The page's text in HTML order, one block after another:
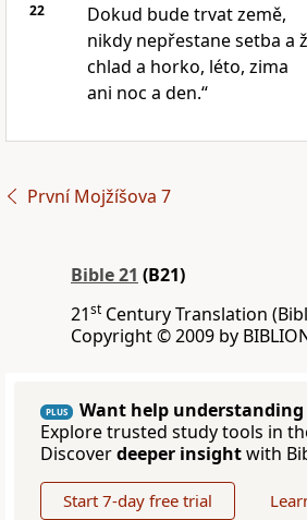
22
Dokud bude trvat země,
nikdy nepřestane setba a
chlad a horko, léto, zima
ani noc a den.“
První Mojžíšova 7
Bible 21 (B21)
21st Century Translation
Copyright © 2009 by
PLUS
Want help understanding
Explore trusted study tools in
Discoverdeeper insightwith
Start 7-day free trial